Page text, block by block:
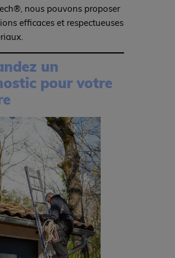
nous pouvons proposer
efficaces et respectueuses
un
pour votre